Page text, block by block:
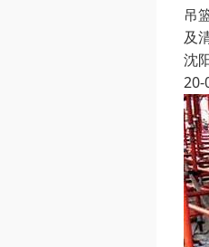
吊
及
沈
20-